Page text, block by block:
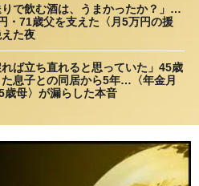
りで飲む酒は、うまかったか？」…
・71歳父を支えた〈月5万円の援
た夜
れば立ち直れると思っていた」45歳
息子との同居から5年…〈年金月
歳母〉が漏らした本音